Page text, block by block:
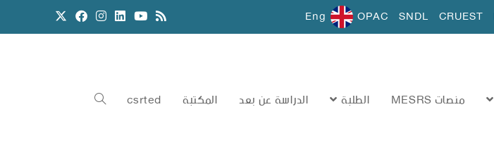
CRUEST
SNDL
OPAC
Eng
منصات MESRS الطلبة الدراسة عن بعد المكتبة csrted